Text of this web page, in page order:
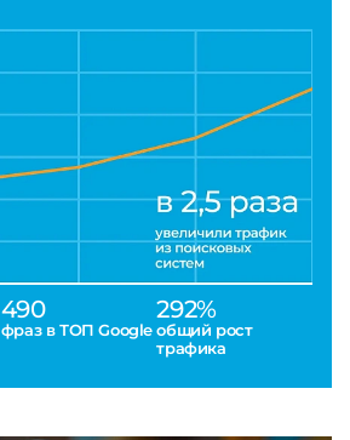
490
фраз в ТОП Google
292%
общий рост
трафика